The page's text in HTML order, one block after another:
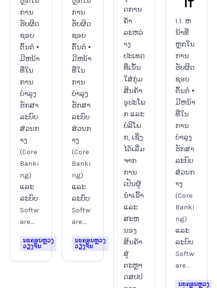
ການ
ຮັບຜິດ
ຊອບ
ຕົ້ນຕໍ ▪
ມີຫນ້າ
ທີ່ໃນ
ການ
ບຳລຸງ
ຮັກສາ
ລະບົບ
ສ່ວນກ
າງ
(Core
Banki
ng)
ແລະ
ລະບົບ
Softw
are...
ນະຄອນຫຼວງ
ວຽງຈັນ
ການ
ຮັບຜິດ
ຊອບ
ຕົ້ນຕໍ ▪
ມີຫນ້າ
ທີ່ໃນ
ການ
ບຳລຸງ
ຮັກສາ
ລະບົບ
ສ່ວນກ
າງ
(Core
Banki
ng)
ແລະ
ລະບົບ
Softw
are...
ນະຄອນຫຼວງ
ວຽງຈັນ
ດການ
ຄ້າ
ລະຫວ່
າງ
ປະເທດ
ທີ່ເນັ້ນ
ໃສ່ກຸ່ມ
ສິນຄ້າ
ອຸປະໂພ
ກ ແລະ
ບໍລິໂພ
ກ, ເຊິ່ງ
ໄດ້ເລີ່ມ
ຈາກ
ການ
ເປັນຜູ້
ນໍາເຂົ້າ
ແລະ
ສະຫ
ນອງ
ສິນຄ້າ
ສູ່
ຕະຫຼາ
ດສປປ
1.1. ຫ
ນ້າທີ່
ຫຼກໃນ
ການ
ຮັບຜິດ
ຊອບ
ຕົ້ນຕໍ ▪
ມີຫນ້າ
ທີ່ໃນ
ການ
ບຳລຸງ
ຮັກສາ
ລະບົບ
ສ່ວນກ
າງ
(Core
Banki
ng)
ແລະ
ລະບົບ
Softw
are...
ນະຄອນຫຼວງ